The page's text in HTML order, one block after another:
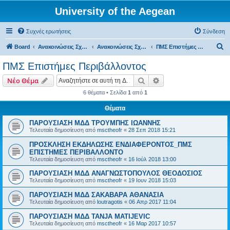
University of the Aegean
Συχνές ερωτήσεις Σύνδεση
Board Ανακοινώσεις Σχολών, Τμημάτων, Συλλόγων & Υπηρεσιών Ανακοινώσεις Σχολών & Τμημάτων (Μυτιλήνη) ΠΜΣ Επιστήμες Περιβάλλοντος
ΠΜΣ Επιστήμες Περιβάλλοντος
Νέο Θέμα Αναζήτηση
6 θέματα • Σελίδα 1 από 1
Θέματα
ΠΑΡΟΥΣΙΑΣΗ ΜΔΔ ΤΡΟΥΜΠΗΣ ΙΩΑΝΝΗΣ
Τελευταία δημοσίευση από msctheofr « 28 Σεπ 2018 15:21
ΠΡΟΣΚΛΗΣΗ ΕΚΔΗΛΩΣΗΣ ΕΝΔΙΑΦΕΡΟΝΤΟΣ_ΠΜΣ
ΕΠΙΣΤΗΜΕΣ ΠΕΡΙΒΑΛΛΟΝΤΟ
Τελευταία δημοσίευση από msctheofr « 16 Ιούλ 2018 13:00
ΠΑΡΟΥΣΙΑΣΗ ΜΔΔ ΑΝΑΓΝΩΣΤΟΠΟΥΛΟΣ ΘΕΟΔΟΣΙΟΣ
Τελευταία δημοσίευση από msctheofr « 19 Ιουν 2018 15:03
ΠΑΡΟΥΣΙΑΣΗ ΜΔΔ ΣΑΚΑΒΑΡΑ ΑΘΑΝΑΣΙΑ
Τελευταία δημοσίευση από loutragotis « 06 Απρ 2017 11:04
ΠΑΡΟΥΣΙΑΣΗ ΜΔΔ TANJA MATIJEVIC
Τελευταία δημοσίευση από msctheofr « 16 Μαρ 2017 10:57